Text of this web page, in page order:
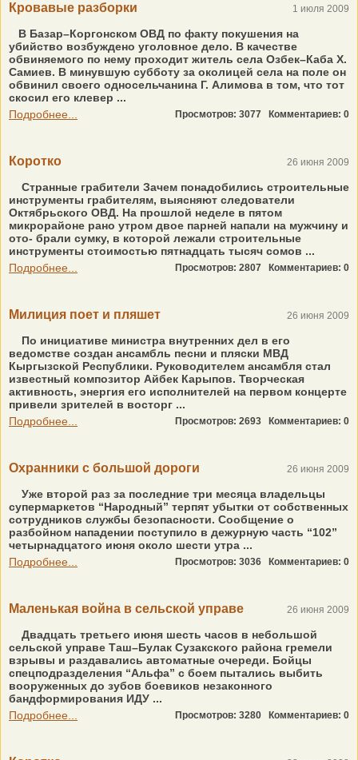
Кровавые разборки 1 июля 2009
В Базар–Коргонском ОВД по факту покушения на
убийство возбуждено уголовное дело. В качестве
обвиняемого по нему проходит житель села Озбек–Каба Х.
Самиев. В минувшую субботу за околицей села на поле он
обвинил своего односельчанина Г. Алимова в том, что тот
скосил его клевер ...
Подробнее...
Просмотров: 3077 Комментариев: 0
Коротко 26 июня 2009
Странные грабители Зачем понадобились строительные
инструменты грабителям, выясняют следователи
Октябрьского ОВД. На прошлой неделе в пятом
микрорайоне рано утром двое парней напали на мужчину и
ото- брали сумку, в которой лежали строительные
инструменты стоимостью пятнадцать тысяч сомов ...
Подробнее...
Просмотров: 2807 Комментариев: 0
Милиция поет и пляшет 26 июня 2009
По инициативе министра внутренних дел в его
ведомстве создан ансамбль песни и пляски МВД
Кыргызской Республики. Руководителем ансамбля стал
известный композитор Айбек Карыпов. Творческая
активность, энергия его исполнителей на первом концерте
привели зрителей в восторг ...
Подробнее...
Просмотров: 2693 Комментариев: 0
Охранники с большой дороги 26 июня 2009
Уже второй раз за последние три месяца владельцы
супермаркетов “Народный” терпят убытки от собственных
сотрудников службы безопасности. Сообщение о
разбойном нападении поступило в дежурную часть “102”
четырнадцатого июня около шести утра ...
Подробнее...
Просмотров: 3036 Комментариев: 0
Маленькая война в сельской управе 26 июня 2009
Двадцать третьего июня шесть часов в небольшой
сельской управе Таш–Булак Сузакского района гремели
взрывы и раздавались автоматные очереди. Бойцы
спецподразделения “Альфа” с боем пытались выбить
вооруженных до зубов боевиков незаконного
бандформирования ИДУ ...
Подробнее...
Просмотров: 3280 Комментариев: 0